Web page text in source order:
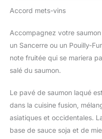
Accord mets-vins
Accompagnez votre
un Sancerre ou un Pouilly-
note fruitée qui se mariera
salé du saumon.
Le pavé de saumon laqué
dans la cuisine fusion,
asiatiques et occidentales.
base de sauce soja et de